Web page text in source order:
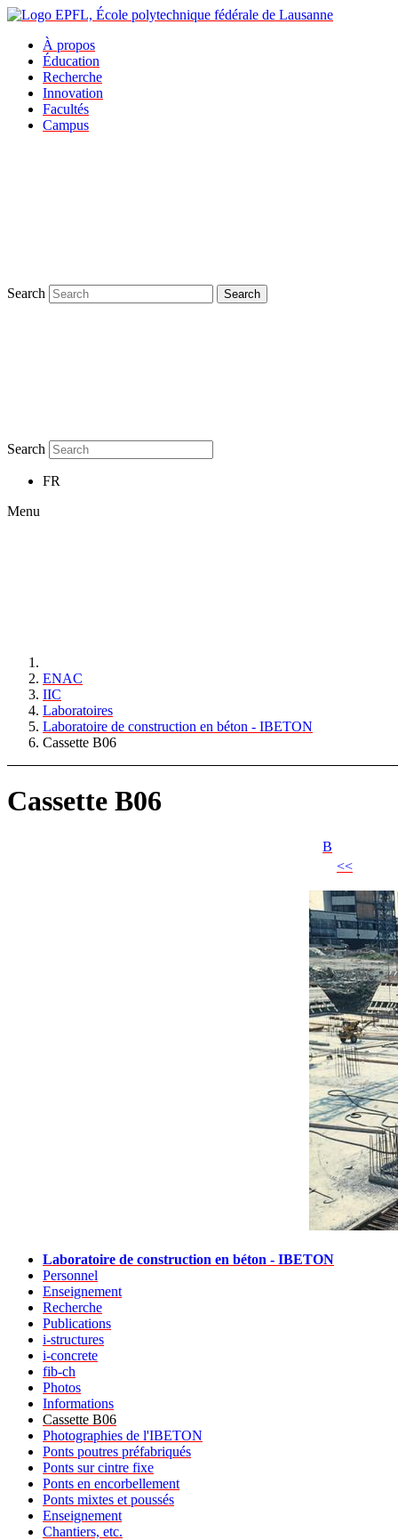
À propos
Éducation
Recherche
Innovation
Facultés
Campus
Search Search
Search
FR
Menu
ENAC
IIC
Laboratoires
Laboratoire de construction en béton - IBETON
Cassette B06
Cassette B06
B
<<
Laboratoire de construction en béton - IBETON
Personnel
Enseignement
Recherche
Publications
i-structures
i-concrete
fib-ch
Photos
Informations
Cassette B06
Photographies de l'IBETON
Ponts poutres préfabriqués
Ponts sur cintre fixe
Ponts en encorbellement
Ponts mixtes et poussés
Enseignement
Chantiers, etc.